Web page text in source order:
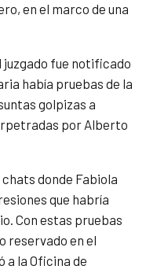
en el marco de una
juzgado fue notificado
había pruebas de la
golpizas a
por Alberto
donde Fabiola
que habría
Con estas pruebas
reservado en el
a la Oficina de